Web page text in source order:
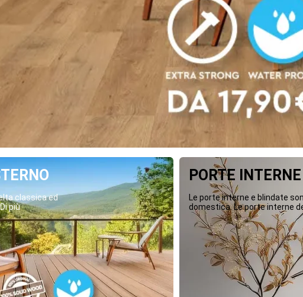
classica ed
più
PORTE INTERNE
Le porte interne e blindate
domestica. Le porte interne